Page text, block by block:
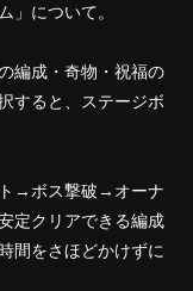
」について。
編成・奇物・祝福の
すると、ステージボ
→ボス撃破→オーナ
定クリアできる編成
間をさほどかけずに